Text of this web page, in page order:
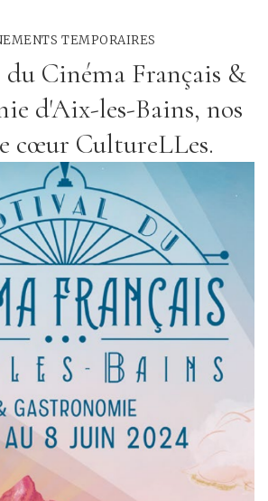
TEMPORAIRES
du Cinéma Français &
d'Aix-les-Bains, nos
cœur CultureLLes.